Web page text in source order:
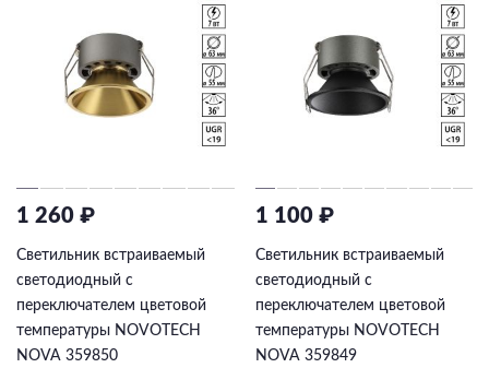
1 260 ₽
Светильник встраиваемый
светодиодный с
переключателем цветовой
температуры NOVOTECH
NOVA 359850
1 100 ₽
Светильник встраиваемый
светодиодный с
переключателем цветовой
температуры NOVOTECH
NOVA 359849